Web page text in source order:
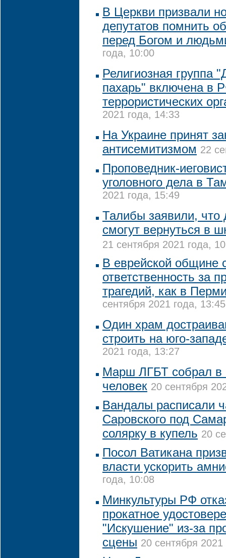
В Церкви призвали
депутатов помнить
перед Богом и
года, 10:00
Религиозная группа
пахарь" включена в
террористических
2021 года, 14:33
На Украине принят
антисемитизмом 22
Проповедник-
уголовного дела в
2021 года, 15:49
Талибы заявили, что
смогут вернуться в
21 сентября 2021 года,
В еврейской общине
ответственность за
трагедий, как в
сентября 2021 года, 13:45
Один храм
строить на юго-
2021 года, 13:27
Марш ЛГБТ собрал в
человек 20 сентября
Вандалы расписали
Саровского под
солярку в купель 20
Посол Ватикана
власти ускорить
года, 10:08
Минкультуры РФ
прокатное
"Искушение" из-за
сцены 20 сентября